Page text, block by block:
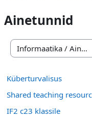
Ainetunnid
Kursbereiche
Küberturvalisus
Shared teaching
IF2 c23 klassile